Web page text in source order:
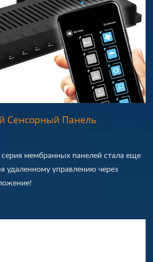
Сенсорный Панель
серия мембранных панелей стала еще
удаленному управлению через